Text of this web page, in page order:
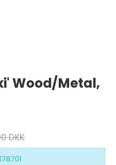
Wood/Metal,
DKK